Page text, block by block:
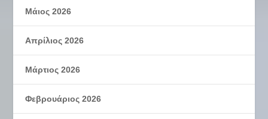
Μάιος 2026
Απρίλιος 2026
Μάρτιος 2026
Φεβρουάριος 2026